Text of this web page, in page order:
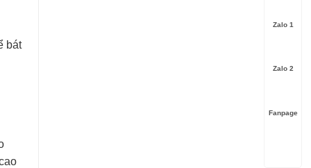
bát
Zalo 1
Zalo 2
Fanpage